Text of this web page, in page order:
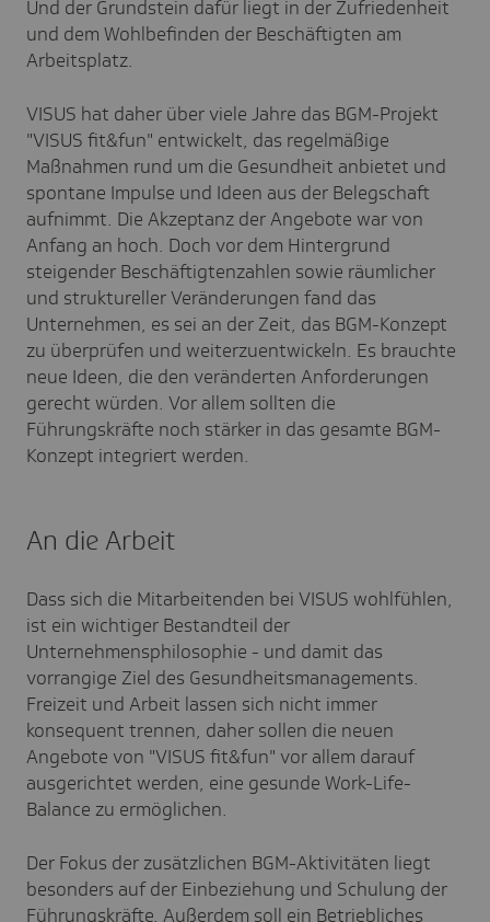
Und der Grundstein dafür liegt in der Zufriedenheit
und dem Wohlbefinden der Beschäftigten am
Arbeitsplatz.
VISUS hat daher über viele Jahre das BGM-Projekt
"VISUS fit&fun" entwickelt, das regelmäßige
Maßnahmen rund um die Gesundheit anbietet und
spontane Impulse und Ideen aus der Belegschaft
aufnimmt. Die Akzeptanz der Angebote war von
Anfang an hoch. Doch vor dem Hintergrund
steigender Beschäftigtenzahlen sowie räumlicher
und struktureller Veränderungen fand das
Unternehmen, es sei an der Zeit, das BGM-Konzept
zu überprüfen und weiterzuentwickeln. Es brauchte
neue Ideen, die den veränderten Anforderungen
gerecht würden. Vor allem sollten die
Führungskräfte noch stärker in das gesamte BGM-
Konzept integriert werden.
An die Arbeit
Dass sich die Mitarbeitenden bei VISUS wohlfühlen,
ist ein wichtiger Bestandteil der
Unternehmensphilosophie - und damit das
vorrangige Ziel des Gesundheitsmanagements.
Freizeit und Arbeit lassen sich nicht immer
konsequent trennen, daher sollen die neuen
Angebote von "VISUS fit&fun" vor allem darauf
ausgerichtet werden, eine gesunde Work-Life-
Balance zu ermöglichen.
Der Fokus der zusätzlichen BGM-Aktivitäten liegt
besonders auf der Einbeziehung und Schulung der
Führungskräfte. Außerdem soll ein Betriebliches